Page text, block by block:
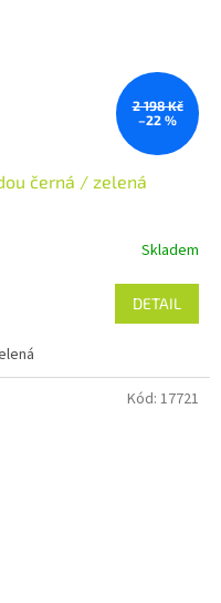
2 198 Kč
–22 %
černá / zelená
Skladem
DETAIL
Kód: 17721